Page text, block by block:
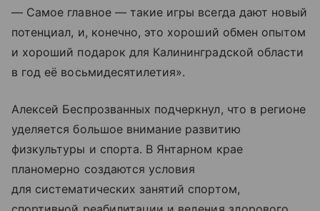
— Самое главное — такие игры всегда дают новый
потенциал, и, конечно, это хороший обмен опытом
и хороший подарок для Калининградской области
в год её восьмидесятилетия».
Алексей Беспрозванных подчеркнул, что в регионе
уделяется большое внимание развитию
физкультуры и спорта. В Янтарном крае
планомерно создаются условия
для систематических занятий спортом,